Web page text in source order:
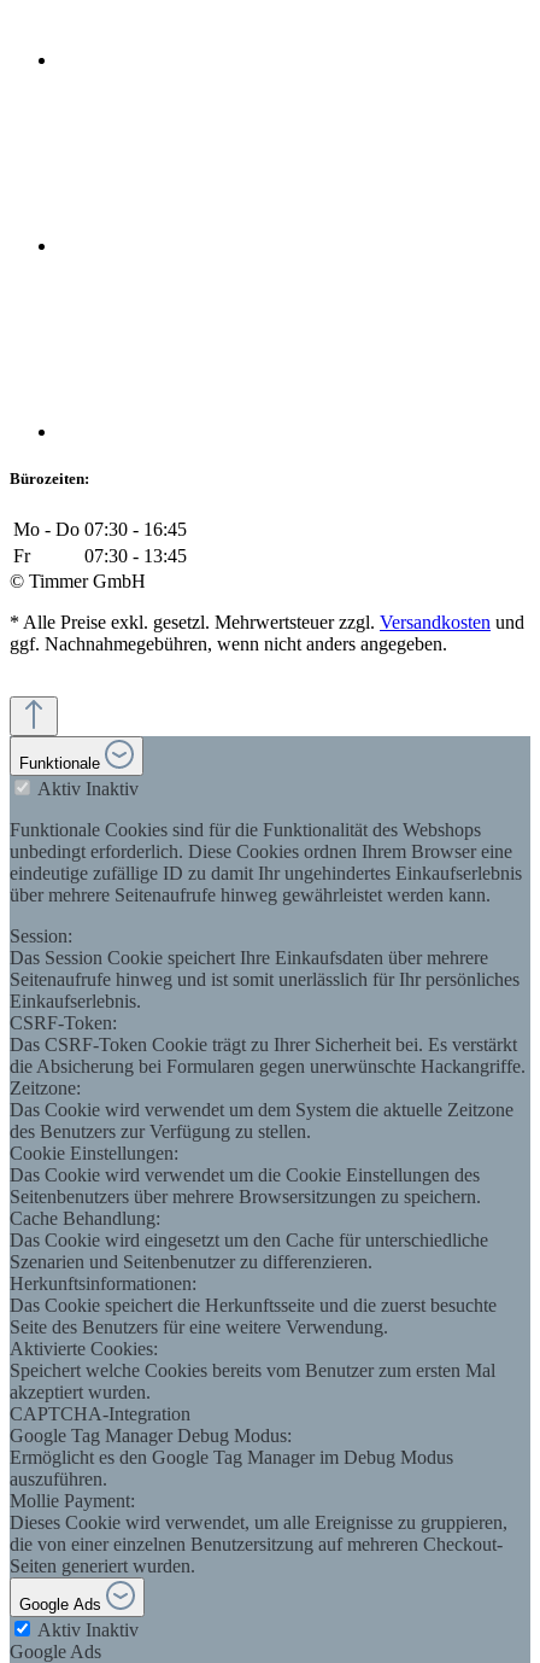
Bürozeiten:
Mo - Do 07:30 - 16:45
Fr
07:30 - 13:45
© Timmer GmbH
* Alle Preise exkl. gesetzl. Mehrwertsteuer zzgl. Versandkosten und
ggf. Nachnahmegebühren, wenn nicht anders angegeben.
Funktionale
Aktiv Inaktiv
Funktionale Cookies sind für die Funktionalität des Webshops
unbedingt erforderlich. Diese Cookies ordnen Ihrem Browser eine
eindeutige zufällige ID zu damit Ihr ungehindertes Einkaufserlebnis
über mehrere Seitenaufrufe hinweg gewährleistet werden kann.
Session:
Das Session Cookie speichert Ihre Einkaufsdaten über mehrere
Seitenaufrufe hinweg und ist somit unerlässlich für Ihr persönliches
Einkaufserlebnis.
CSRF-Token:
Das CSRF-Token Cookie trägt zu Ihrer Sicherheit bei. Es verstärkt
die Absicherung bei Formularen gegen unerwünschte Hackangriffe.
Zeitzone:
Das Cookie wird verwendet um dem System die aktuelle Zeitzone
des Benutzers zur Verfügung zu stellen.
Cookie Einstellungen:
Das Cookie wird verwendet um die Cookie Einstellungen des
Seitenbenutzers über mehrere Browsersitzungen zu speichern.
Cache Behandlung:
Das Cookie wird eingesetzt um den Cache für unterschiedliche
Szenarien und Seitenbenutzer zu differenzieren.
Herkunftsinformationen:
Das Cookie speichert die Herkunftsseite und die zuerst besuchte
Seite des Benutzers für eine weitere Verwendung.
Aktivierte Cookies:
Speichert welche Cookies bereits vom Benutzer zum ersten Mal
akzeptiert wurden.
CAPTCHA-Integration
Google Tag Manager Debug Modus:
Ermöglicht es den Google Tag Manager im Debug Modus
auszuführen.
Mollie Payment:
Dieses Cookie wird verwendet, um alle Ereignisse zu gruppieren,
die von einer einzelnen Benutzersitzung auf mehreren Checkout-
Seiten generiert wurden.
Google Ads
Aktiv Inaktiv
Google Ads